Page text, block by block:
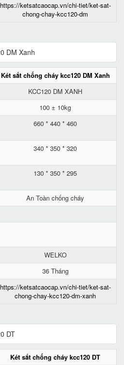
https://ketsatcaocap.vn/chi-tiet/ket-sat-
chong-chay-kcc120-dm
Két sắt chống cháy kcc120 DM Xanh
KCC120 DM XANH
100 ± 10kg
660 * 440 * 460
340 * 350 * 320
130 * 350 * 295
An Toàn chống cháy
WELKO
36 Tháng
https://ketsatcaocap.vn/chi-tiet/ket-sat-
chong-chay-kcc120-dm-xanh
Két sắt chống cháy kcc120 DT